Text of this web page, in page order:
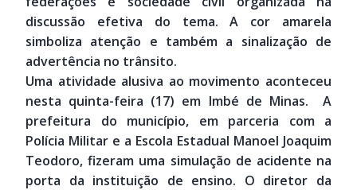
discussão efetiva do tema. A cor amarela
simboliza atenção e também a sinalização de
advertência no trânsito.
Uma atividade alusiva ao movimento aconteceu
nesta quinta-feira (17) em Imbé de Minas. A
prefeitura do município, em parceria com a
Polícia Militar e a Escola Estadual Manoel Joaquim
Teodoro, fizeram uma simulação de acidente na
porta da instituição de ensino. O diretor da